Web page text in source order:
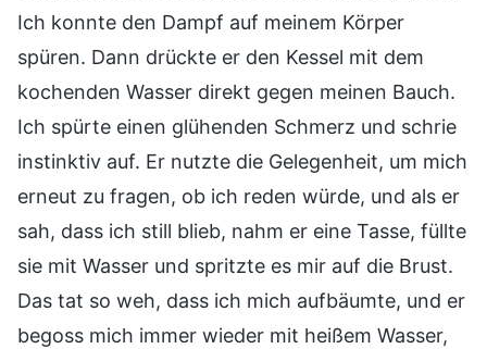
Ich konnte den Dampf auf meinem Körper
spüren. Dann drückte er den Kessel mit dem
kochenden Wasser direkt gegen meinen Bauch.
Ich spürte einen glühenden Schmerz und schrie
instinktiv auf. Er nutzte die Gelegenheit, um mich
erneut zu fragen, ob ich reden würde, und als er
sah, dass ich still blieb, nahm er eine Tasse, füllte
sie mit Wasser und spritzte es mir auf die Brust.
Das tat so weh, dass ich mich aufbäumte, und er
begoss mich immer wieder mit heißem Wasser,